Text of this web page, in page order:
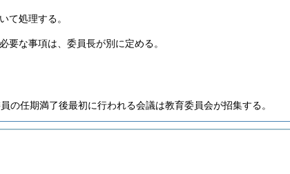
て処理する。
要な事項は、委員長が別に定める。
の任期満了後最初に行われる会議は教育委員会が招集する。